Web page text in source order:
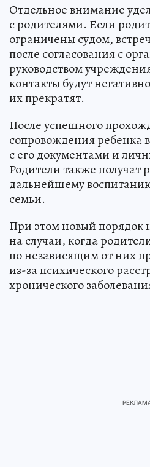
Отдельное внимание
с родителями. Если
ограничены судом,
после согласования с
руководством
контакты будут
их прекратят.
После успешного
сопровождения ребенка
с его документами и
Родители также получат
дальнейшему
семьи.
При этом новый порядок
на случаи, когда
по независящим от них
из-за психического
хронического